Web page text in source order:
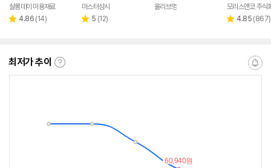
살롱데이 미용재료
별 4.86 리
(14)
마스터상사
별 5 리
(12)
올리브영
모리스앤코 주식
별 4.85 리
(867)
최저가 추이
최
란?
알